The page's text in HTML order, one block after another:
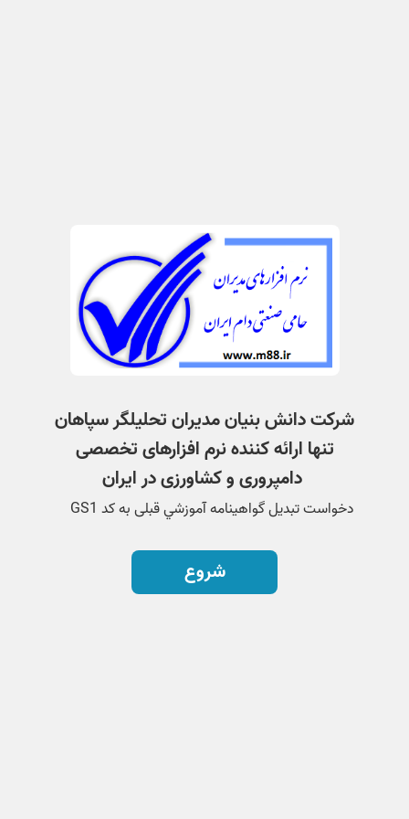
شرکت دانش بنیان مدیران تحلیلگر سپاهان
تنها ارائه کننده نرم افزارهای تخصصی
دامپروری و کشاورزی در ایران
دخواست تبدیل گواهينامه آموزشي قبلی به كد GS1
شروع